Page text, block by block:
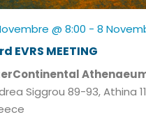
@ 8:00 - 8
EVRS MEETING
Siggrou 89-93, Athina